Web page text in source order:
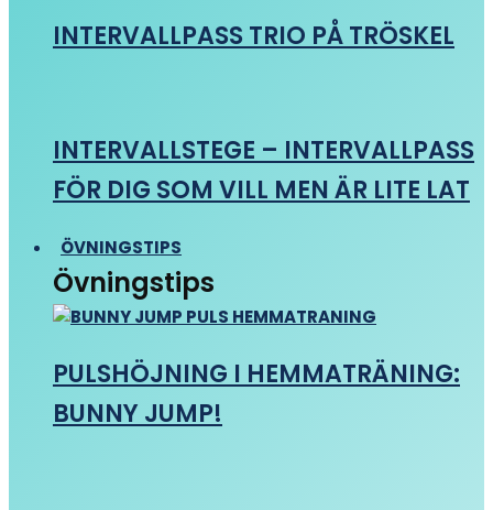
INTERVALLPASS TRIO PÅ TRÖSKEL
INTERVALLSTEGE – INTERVALLPASS
FÖR DIG SOM VILL MEN ÄR LITE LAT
ÖVNINGSTIPS
Övningstips
PULSHÖJNING I HEMMATRÄNING:
BUNNY JUMP!